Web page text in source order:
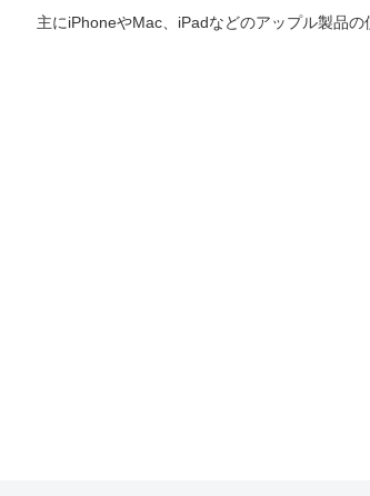
主にiPhoneやMac、iPadなどのアップル製品